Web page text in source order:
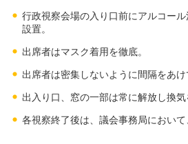
行政視察会場の入り口前にアルコー
設置。
出席者はマスク着用を徹底。
出席者は密集しないように間隔をあけ
出入り口、窓の一部は常に解放し換気
各視察終了後は、議会事務局において